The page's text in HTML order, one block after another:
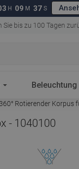
H 09 M 36 S
Sie bis zu 100 Tagen
Beleuchtung
Rotierender
- 1040100